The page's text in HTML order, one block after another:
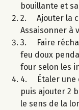
bouillante et
2. Ajouter la
Assaisonner à
3. Faire
feu doux
four selon les
4. Étaler une
puis ajouter 2
le sens de la